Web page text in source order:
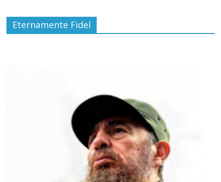
Eternamente Fidel